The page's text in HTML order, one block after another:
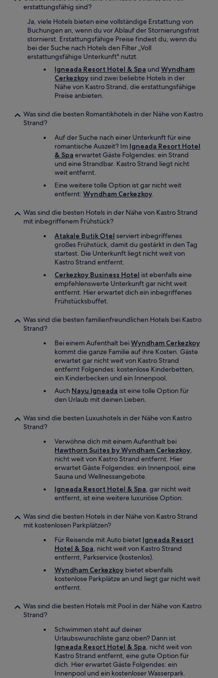
erstattungsfähig sind?
Ja, viele Hotels bieten eine vollständige Erstattung von
Buchungen an, wenn du vor Ablauf der Stornierungsfrist
stornierst. Erstattungsfähige Preise findest du, wenn du
bei der Suche nach Hotels den Filter „Voll
erstattungsfähige Unterkunft" nutzt.
Igneada Resort Hotel & Spa und Wyndham
Cerkezkoysind zwei beliebte Hotels in der
Nähe von Kastro Strand, die erstattungsfähige
Preise anbieten.
Was sind die besten Romantikhotels in der Nähe von Kastro
Strand?
Auf der Suche nach einer Unterkunft für eine
romantische Auszeit? Im Igneada Resort Hotel
& Spa erwartet Gäste Folgendes: ein Strand
und eine Strandbar. Kastro Strand liegt nicht
weit entfernt.
Eine weitere tolle Option ist gar nicht weit
entfernt: Wyndham Cerkezkoy.
Was sind die besten Hotels in der Nähe von Kastro Strand
mit inbegriffenem Frühstück?
Atakale Butik Otel serviert inbegriffenes
großes Frühstück, damit du gestärkt in den Tag
startest. Die Unterkunft liegt nicht weit von
Kastro Strand entfernt.
Cerkezkoy Business Hotel ist ebenfalls eine
empfehlenswerte Unterkunft gar nicht weit
entfernt. Hier erwartet dich ein inbegriffenes
Frühstücksbuffet.
Was sind die besten familienfreundlichen Hotels bei Kastro
Strand?
Bei einem Aufenthalt beiWyndham Cerkezkoy
kommt die ganze Familie auf ihre Kosten. Gäste
erwartet gar nicht weit von Kastro Strand
entfernt Folgendes: kostenlose Kinderbetten,
ein Kinderbecken und ein Innenpool.
Auch Nayu Igneada ist eine tolle Option für
den Urlaub mit deinen Lieben.
Was sind die besten Luxushotels in der Nähe von Kastro
Strand?
Verwöhne dich mit einem Aufenthalt bei
Hawthorn Suites by Wyndham Cerkezkoy,
nicht weit von Kastro Strand entfernt. Hier
erwartet Gäste Folgendes: ein Innenpool, eine
Sauna und Wellnessangebote.
Igneada Resort Hotel & Spa, gar nicht weit
entfernt, ist eine weitere luxuriöse Option.
Was sind die besten Hotels in der Nähe von Kastro Strand
mit kostenlosen Parkplätzen?
Für Reisende mit Auto bietet Igneada Resort
Hotel & Spa, nicht weit von Kastro Strand
entfernt, Parkservice (kostenlos).
Wyndham Cerkezkoy bietet ebenfalls
kostenlose Parkplätze an und liegt gar nicht weit
entfernt.
Was sind die besten Hotels mit Pool in der Nähe von Kastro
Strand?
Schwimmen steht auf deiner
Urlaubswunschliste ganz oben? Dann ist
Igneada Resort Hotel & Spa, nicht weit von
Kastro Strand entfernt, eine gute Option für
dich. Hier erwartet Gäste Folgendes: ein
Innenpool und ein kostenloser Wasserpark.